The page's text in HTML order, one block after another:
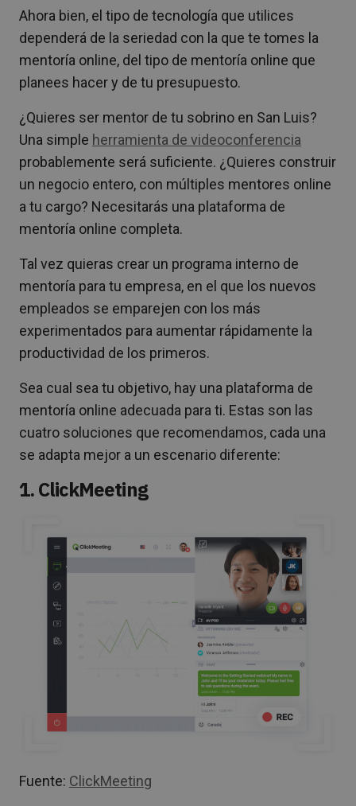
Ahora bien, el tipo de tecnología que utilices
dependerá de la seriedad con la que te tomes la
mentoría online, del tipo de mentoría online que
planees hacer y de tu presupuesto.
¿Quieres ser mentor de tu sobrino en San Luis?
Una simple herramienta de videoconferencia
probablemente será suficiente. ¿Quieres construir
un negocio entero, con múltiples mentores online
a tu cargo? Necesitarás una plataforma de
mentoría online completa.
Tal vez quieras crear un programa interno de
mentoría para tu empresa, en el que los nuevos
empleados se emparejen con los más
experimentados para aumentar rápidamente la
productividad de los primeros.
Sea cual sea tu objetivo, hay una plataforma de
mentoría online adecuada para ti. Estas son las
cuatro soluciones que recomendamos, cada una
se adapta mejor a un escenario diferente:
1. ClickMeeting
Fuente: ClickMeeting